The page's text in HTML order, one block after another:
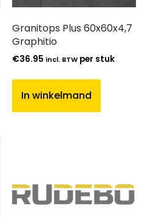
Granitops Plus 60x60x4,7
Graphitio
€36.95 incl. BTW per stuk
In winkelmand